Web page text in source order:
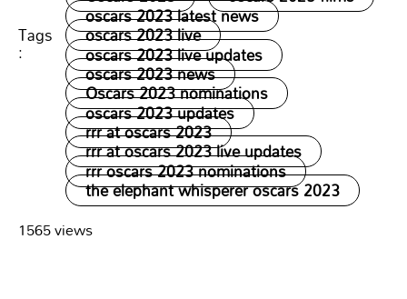
Tags
:
oscars 2023 latest news
oscars 2023 live
oscars 2023 live updates
oscars 2023 news
Oscars 2023 nominations
oscars 2023 updates
rrr at oscars 2023
rrr at oscars 2023 live updates
rrr oscars 2023 nominations
the elephant whisperer oscars 2023
1565 views